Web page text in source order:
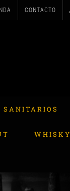
CONTACTO
SANITARIOS
WHISKY